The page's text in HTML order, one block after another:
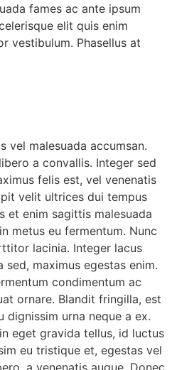
fames ac ante ipsum
elit quis enim
vestibulum. Phasellus at
vel malesuada accumsan.
a convallis. Integer sed
felis est, vel venenatis
velit ultrices dui tempus
et enim sagittis malesuada
metus eu fermentum. Nunc
lacinia. Integer lacus
maximus egestas enim.
condimentum ac
ornare. Blandit fringilla, est
dignissim urna neque a ex.
eget gravida tellus, id luctus
eu tristique et, egestas vel